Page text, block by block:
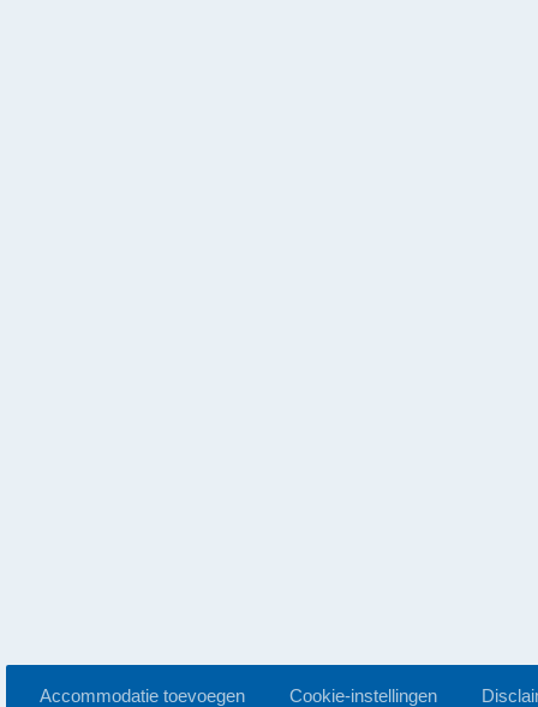
Accommodatie toevoegen Cookie-instellingen